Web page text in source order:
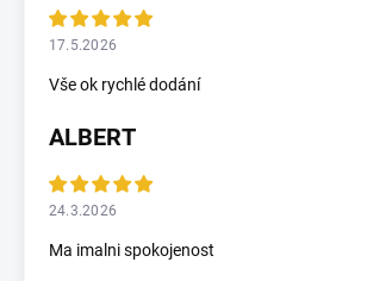
17.5.2026
Vše ok rychlé dodání
ALBERT
24.3.2026
Ma imalni spokojenost